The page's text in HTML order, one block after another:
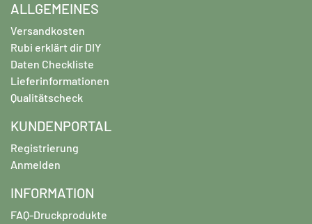
ALLGEMEINES
Versandkosten
Rubi erklärt dir DIY
Daten Checkliste
Lieferinformationen
Qualitätscheck
KUNDENPORTAL
Registrierung
Anmelden
INFORMATION
FAQ-Druckprodukte